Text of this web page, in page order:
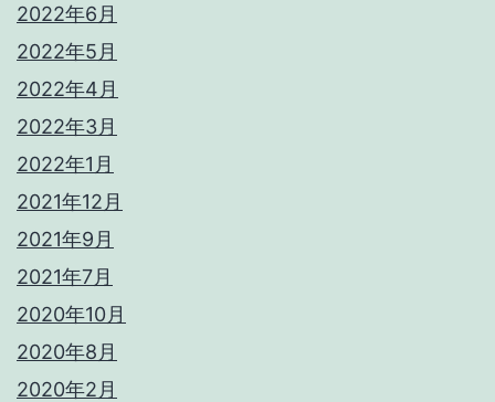
2022年6月
2022年5月
2022年4月
2022年3月
2022年1月
2021年12月
2021年9月
2021年7月
2020年10月
2020年8月
2020年2月